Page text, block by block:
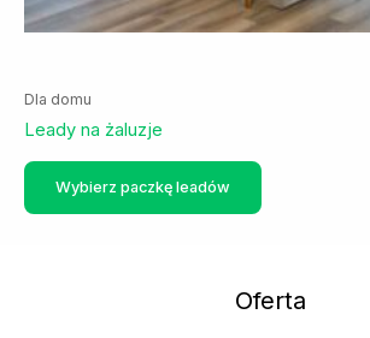
Dla domu
Leady na żaluzje
Wybierz paczkę leadów
Ten
Opcje
Oferta